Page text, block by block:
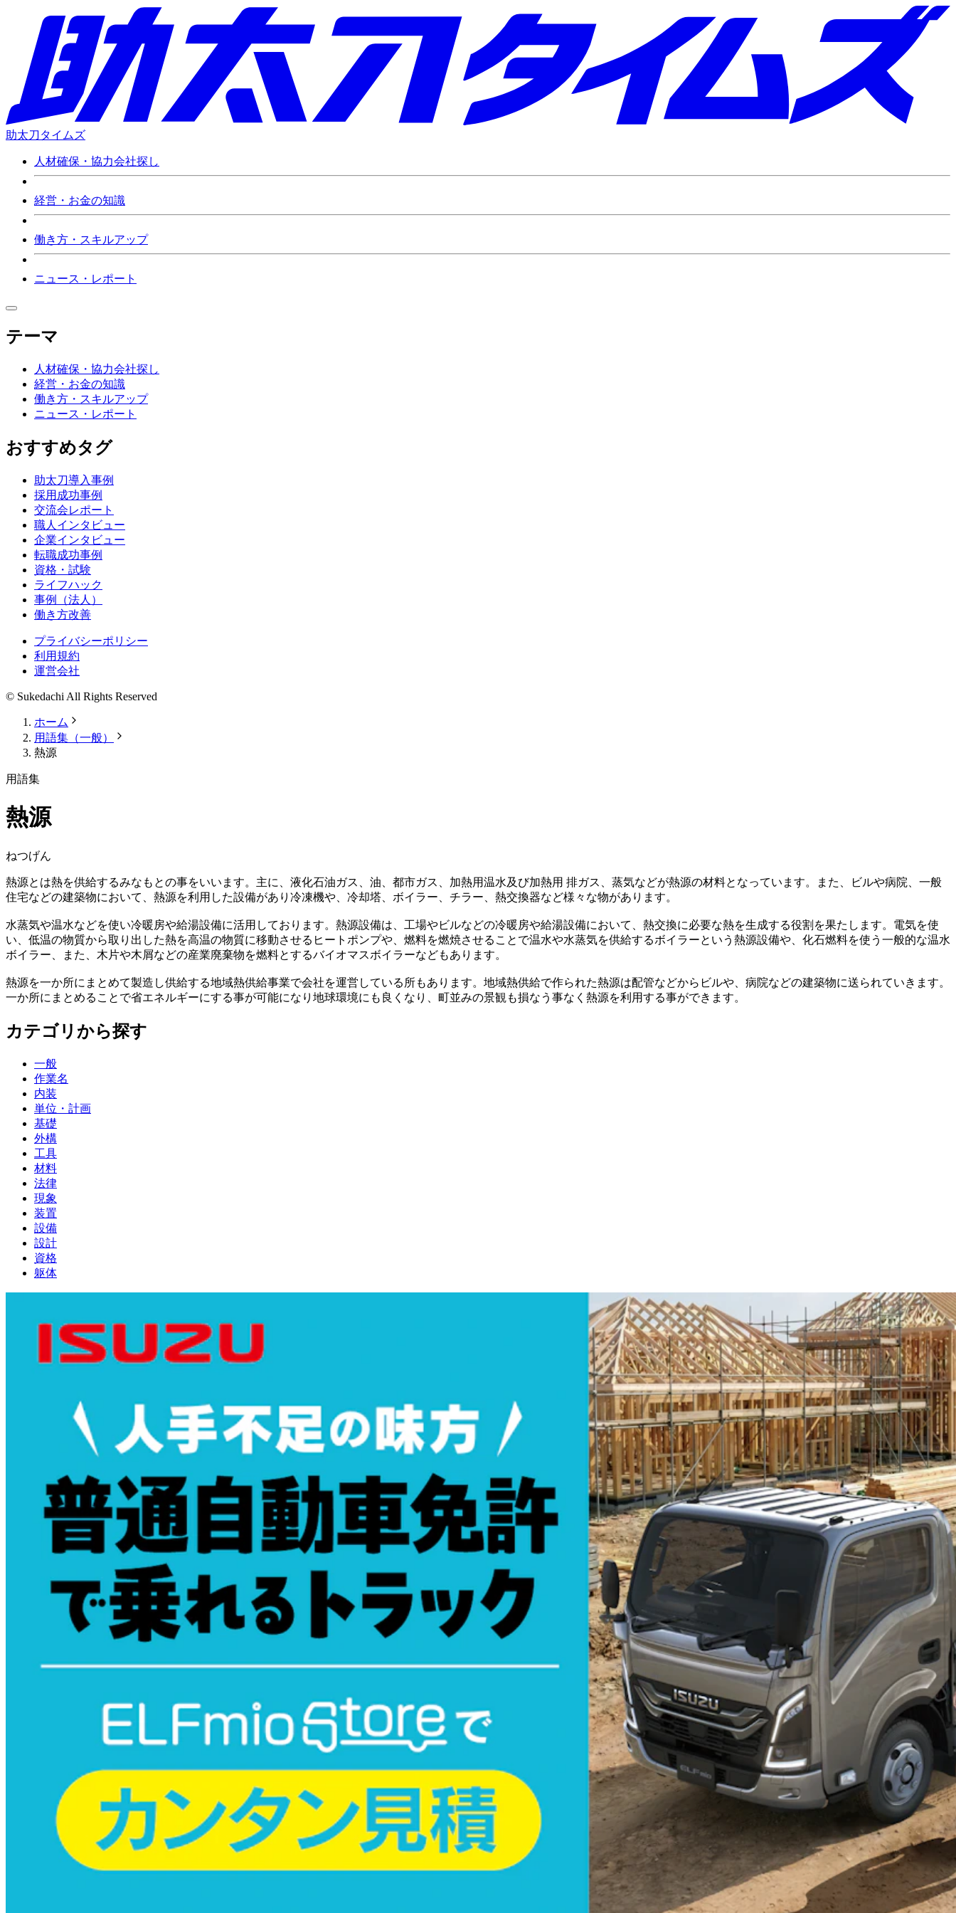
助太刀タイムズ
人材確保・協力会社探し
経営・お金の知識
働き方・スキルアップ
ニュース・レポート
テーマ
人材確保・協力会社探し
経営・お金の知識
働き方・スキルアップ
ニュース・レポート
おすすめタグ
助太刀導入事例
採用成功事例
交流会レポート
職人インタビュー
企業インタビュー
転職成功事例
資格・試験
ライフハック
事例（法人）
働き方改善
プライバシーポリシー
利用規約
運営会社
© Sukedachi All Rights Reserved
ホーム
用語集（一般）
熱源
用語集
熱源
ねつげん
熱源とは熱を供給するみなもとの事をいいます。主に、液化石油ガス、油、都市ガス、加熱用温水及び加熱用 排ガス、蒸気などが熱源の材料となっています。また、ビルや病院、一般
住宅などの建築物において、熱源を利用した設備があり冷凍機や、冷却塔、ボイラー、チラー、熱交換器など様々な物があります。
水蒸気や温水などを使い冷暖房や給湯設備に活用しております。熱源設備は、工場やビルなどの冷暖房や給湯設備において、熱交換に必要な熱を生成する役割を果たします。電気を使
い、低温の物質から取り出した熱を高温の物質に移動させるヒートポンプや、燃料を燃焼させることで温水や水蒸気を供給するボイラーという熱源設備や、化石燃料を使う一般的な温水
ボイラー、また、木片や木屑などの産業廃棄物を燃料とするバイオマスボイラーなどもあります。
熱源を一か所にまとめて製造し供給する地域熱供給事業で会社を運営している所もあります。地域熱供給で作られた熱源は配管などからビルや、病院などの建築物に送られていきます。
一か所にまとめることで省エネルギーにする事が可能になり地球環境にも良くなり、町並みの景観も損なう事なく熱源を利用する事ができます。
カテゴリから探す
一般
作業名
内装
単位・計画
基礎
外構
工具
材料
法律
現象
装置
設備
設計
資格
躯体